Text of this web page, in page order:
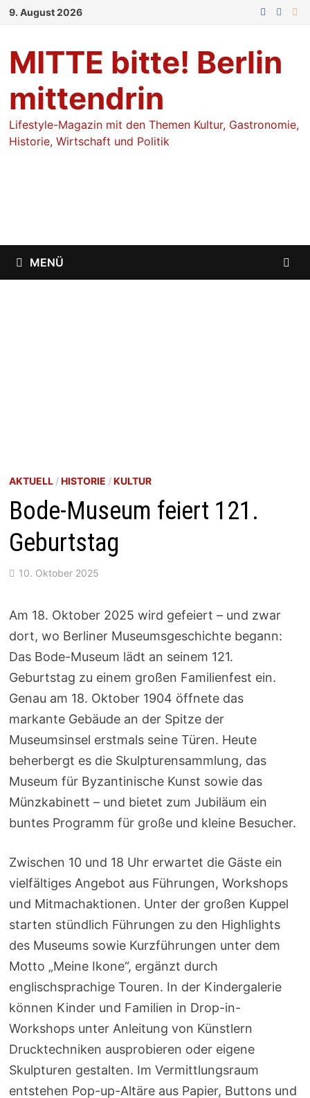
Zum
9. August 2026
MITTE bitte! Berlin
mittendrin
Lifestyle-Magazin mit den Themen Kultur, Gastronomie,
Historie, Wirtschaft und Politik
MENÜ
AKTUELL/HISTORIE /KULTUR
Bode-Museum feiert 121.
Geburtstag
10. Oktober 2025
Am 18. Oktober 2025 wird gefeiert – und zwar
dort, wo Berliner Museumsgeschichte begann:
Das Bode-Museum lädt an seinem 121.
Geburtstag zu einem großen Familienfest ein.
Genau am 18. Oktober 1904 öffnete das
markante Gebäude an der Spitze der
Museumsinsel erstmals seine Türen. Heute
beherbergt es die Skulpturensammlung, das
Museum für Byzantinische Kunst sowie das
Münzkabinett – und bietet zum Jubiläum ein
buntes Programm für große und kleine Besucher.
Zwischen 10 und 18 Uhr erwartet die Gäste ein
vielfältiges Angebot aus Führungen, Workshops
und Mitmachaktionen. Unter der großen Kuppel
starten stündlich Führungen zu den Highlights
des Museums sowie Kurzführungen unter dem
Motto „Meine Ikone“, ergänzt durch
englischsprachige Touren. In der Kindergalerie
können Kinder und Familien in Drop-in-
Workshops unter Anleitung von Künstlern
Drucktechniken ausprobieren oder eigene
Skulpturen gestalten. Im Vermittlungsraum
entstehen Pop-up-Altäre aus Papier, Buttons und